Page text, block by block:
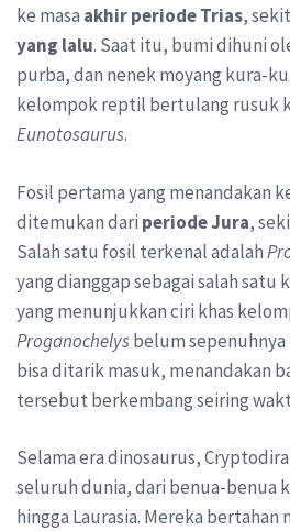
ke masa akhir periode Trias,
yang lalu. Saat itu, bumi dihuni
purba, dan nenek moyang kura-
kelompok reptil bertulang rusuk
Eunotosaurus.
Fosil pertama yang menandakan
ditemukan dari periode Jura,
Salah satu fosil terkenal adalah
yang dianggap sebagai salah satu
yang menunjukkan ciri khas
Proganochelysbelum
bisa ditarik masuk, menandakan
tersebut berkembang seiring
Selama era dinosaurus,
seluruh dunia, dari benua-benua
hingga Laurasia. Mereka